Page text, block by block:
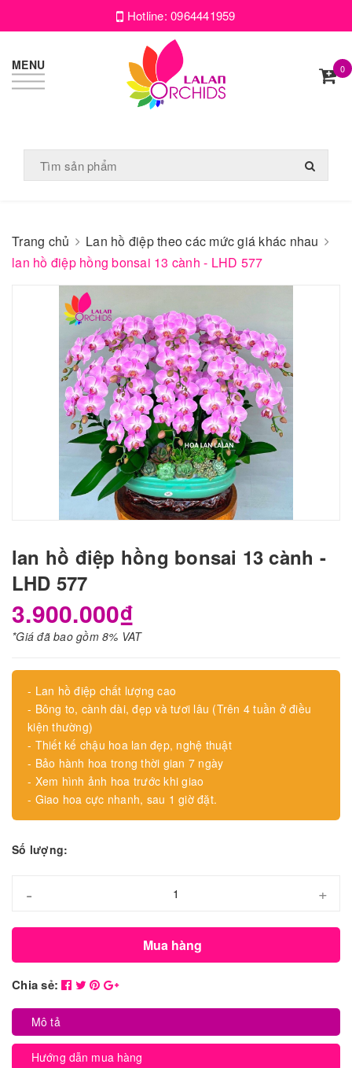
Hotline:0964441959
MENU 0
Trang chủ
Lan hồ điệp theo các mức giá khác nhau
lan hồ điệp hồng bonsai 13 cành - LHD 577
lan hồ điệp hồng bonsai 13 cành -
LHD 577
3.900.000₫
*Giá đã bao gồm 8% VAT
- Lan hồ điệp chất lượng cao
- Bông to, cành dài, đẹp và tươi lâu (Trên 4 tuần ở điều
kiện thường)
- Thiết kế chậu hoa lan đẹp, nghệ thuật
- Bảo hành hoa trong thời gian 7 ngày
- Xem hình ảnh hoa trước khi giao
- Giao hoa cực nhanh, sau 1 giờ đặt.
Số lượng:
- +
Mua hàng
Chia sẻ:
Mô tả
Hướng dẫn mua hàng